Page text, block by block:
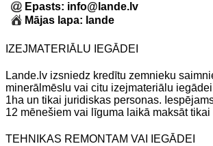
Epasts: info@lande.lv
Mājas lapa: lande
IZEJMATERIĀLU IEGĀDEI
Lande.lv izsniedz kredītu zemnieku
minerālmēslu vai citu izejmateriālu
1ha un tikai juridiskas personas.
12 mēnešiem vai līguma laikā maksāt tikai
TEHNIKAS REMONTAM VAI IEGĀDEI